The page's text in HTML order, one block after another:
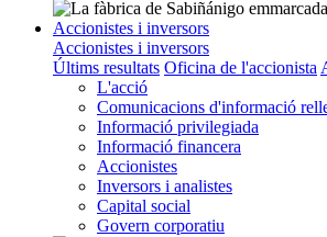
Accionistes i inversors
Accionistes i inversors
Últims resultats Oficina de l'accionista
L'acció
Comunicacions d'informació
Informació privilegiada
Informació financera
Accionistes
Inversors i analistes
Capital social
Govern corporatiu